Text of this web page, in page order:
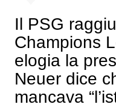
Il PSG
Champions
elogia la
Neuer dice
mancava